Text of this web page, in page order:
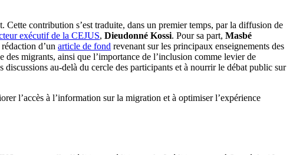
contribution s’est traduite, dans un premier temps, par la diffusion de
exécutif de la CEJUS, Dieudonné Kossi. Pour sa part, Masbé
d’un article de fond revenant sur les principaux enseignements des
migrants, ainsi que l’importance de l’inclusion comme levier de
au-delà du cercle des participants et à nourrir le débat public sur
l’accès à l’information sur la migration et à optimiser l’expérience